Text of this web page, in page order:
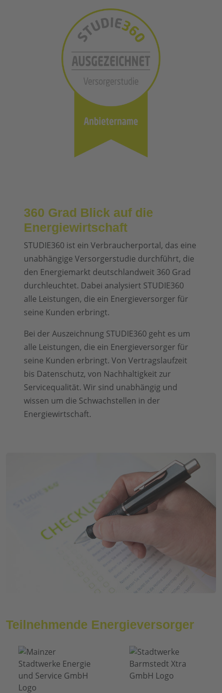
360 Grad Blick auf die
Energiewirtschaft
STUDIE360 ist ein Verbraucherportal, das eine
unabhängige Versorgerstudie durchführt, die
den Energiemarkt deutschlandweit 360 Grad
durchleuchtet. Dabei analysiert STUDIE360
alle Leistungen, die ein Energieversorger für
seine Kunden erbringt.
Bei der Auszeichnung STUDIE360 geht es um
alle Leistungen, die ein Energieversorger für
seine Kunden erbringt. Von Vertragslaufzeit
bis Datenschutz, von Nachhaltigkeit zur
Servicequalität. Wir sind unabhängig und
wissen um die Schwachstellen in der
Energiewirtschaft.
Teilnehmende Energieversorger